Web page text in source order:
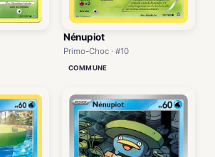
Nénupiot
Primo-Choc · #10
COMMUNE